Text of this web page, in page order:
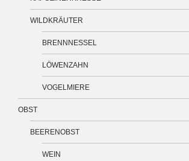
WILDKRÄUTER
BRENNNESSEL
LÖWENZAHN
VOGELMIERE
OBST
BEERENOBST
WEIN